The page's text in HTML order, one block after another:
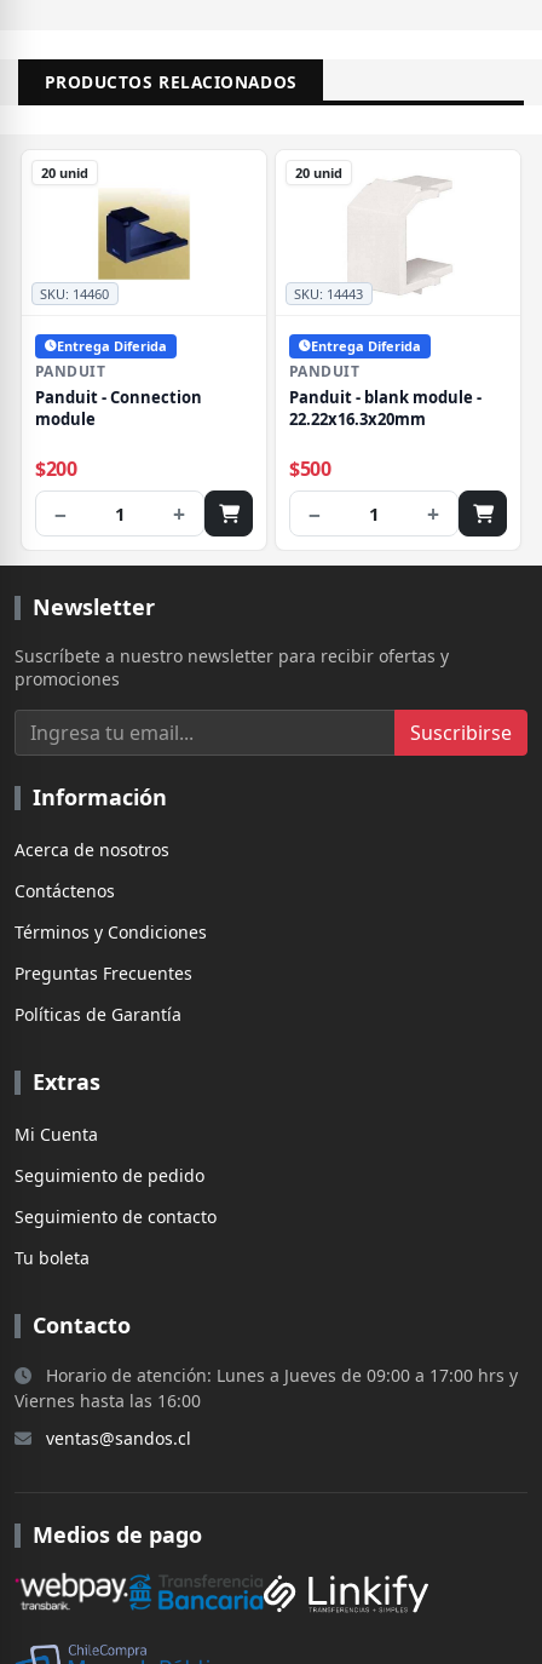
PRODUCTOS RELACIONADOS
SKU: 14460
20 unid
Entrega Diferida
PANDUIT
Panduit - Connection
module
$200
− 1 +
SKU: 14443
20 unid
Entrega Diferida
PANDUIT
Panduit - blank module -
22.22x16.3x20mm
$500
− 1 +
Newsletter
Suscríbete a nuestro newsletter para recibir ofertas y
promociones
Suscribirse
Información
Acerca de nosotros
Contáctenos
Términos y Condiciones
Preguntas Frecuentes
Políticas de Garantía
Extras
Mi Cuenta
Seguimiento de pedido
Seguimiento de contacto
Tu boleta
Contacto
Horario de atención: Lunes a Jueves de 09:00 a 17:00 hrs y
Viernes hasta las 16:00
ventas@sandos.cl
Medios de pago